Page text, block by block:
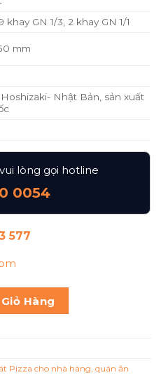
khay GN 1/3, 2 khay GN 1/1
mm
Nhật Bản, sản xuất
lòng gọi hotline
0054
577
188MA-S-PR số lượng
Hàng
Pizza cho nhà hàng, quán ăn